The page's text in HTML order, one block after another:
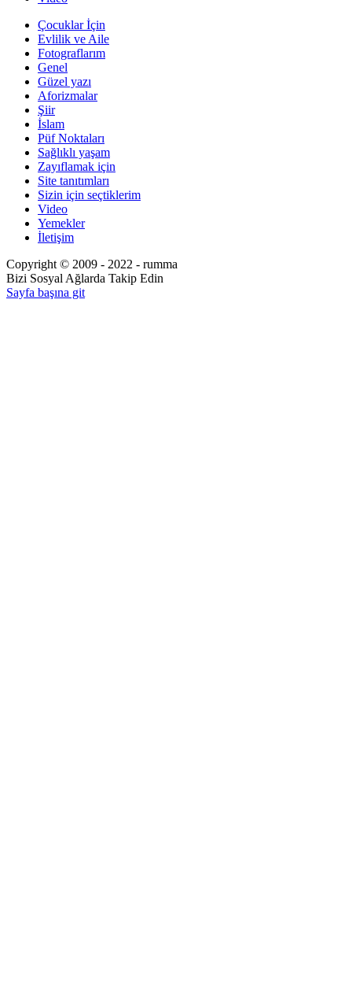
Çocuklar İçin
Evlilik ve Aile
Fotograflarım
Genel
Güzel yazı
Aforizmalar
Şiir
İslam
Püf Noktaları
Sağlıklı yaşam
Zayıflamak için
Site tanıtımları
Sizin için seçtiklerim
Video
Yemekler
İletişim
Copyright © 2009 - 2022 - rumma
Bizi Sosyal Ağlarda Takip Edin
Sayfa başına git